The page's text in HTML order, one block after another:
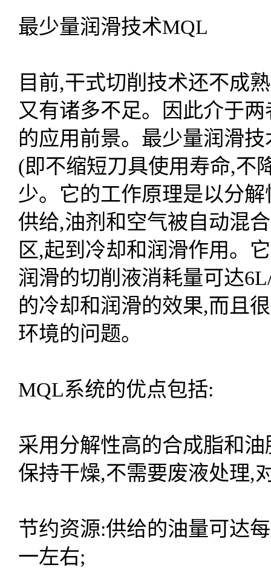
最少量润滑技术MQL
目前,干式切削技术还不成
又有诸多不足。因此介于
的应用前景。最少量润滑
(即不缩短刀具使用寿命,不
少。它的工作原理是以分
供给,油剂和空气被自动混
区,起到冷却和润滑作用。
润滑的切削液消耗量可达
的冷却和润滑的效果,而且
环境的问题。
MQL系统的优点包括:
采用分解性高的合成脂和
保持干燥,不需要废液处理,
节约资源:供给的油量可达
一左右;